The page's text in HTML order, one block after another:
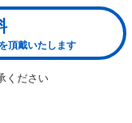
頂戴いたします
ください